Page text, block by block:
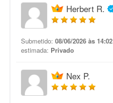
Herbert R.
Submetido: 08/06/2026 às 14:02
estimada: Privado
Nex P.